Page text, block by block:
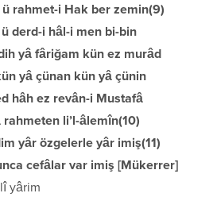
ü rahmet-i Hak ber zemin(9)
derd-i hâl-i men bi-bin
yâ fâriğam kün ez murâd
yâ çünan kün yâ çünin
hâh ez revân-i Mustafâ
li’l-âlemîn(10)
yâr özgelerle yâr imiş(11)
cefâlar var imiş [Mükerrer]
yârim